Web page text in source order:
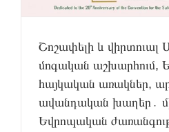
Շոշափելի և
մոգական աշխարհում,
հայկական առակներ,
ավանդական խաղեր․
Եվրոպական